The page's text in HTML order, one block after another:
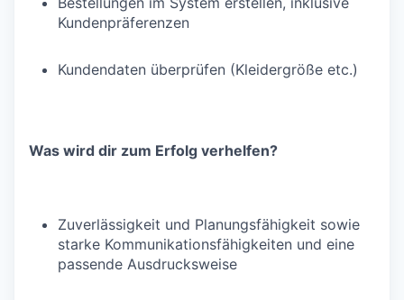
Kundenpräferenzen
Kundendaten überprüfen (Kleidergröße etc.)
Was wird dir zum Erfolg verhelfen?
Zuverlässigkeit und Planungsfähigkeit sowie
starke Kommunikationsfähigkeiten und eine
passende Ausdrucksweise